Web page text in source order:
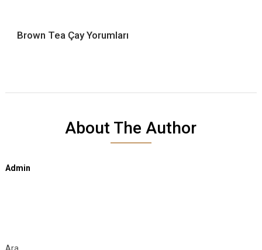
Brown Tea Çay Yorumları
About The Author
Admin
Ara